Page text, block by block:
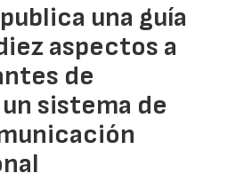
una guía
aspectos a
de
sistema de